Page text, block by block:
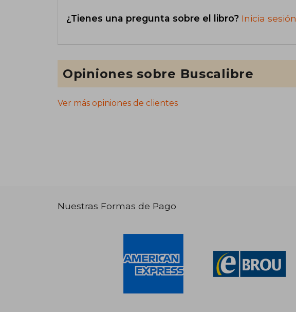
¿Tienes una pregunta sobre el libro? Inicia sesión
Opiniones sobre Buscalibre
Ver más opiniones de clientes
Nuestras Formas de Pago